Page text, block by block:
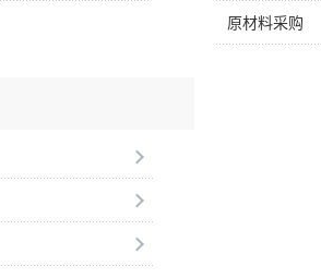
原材料采购